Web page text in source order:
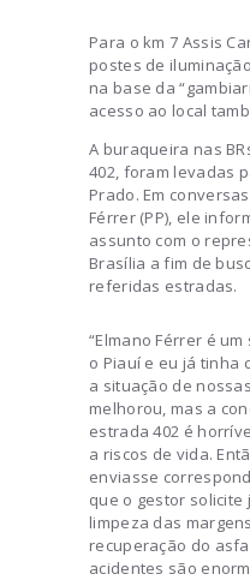
Para o km 7 Assis
postes de
na base da
acesso ao local
A buraqueira nas
402, foram levadas
Prado. Em
Férrer (PP), ele
assunto com o
Brasília a fim de
referidas estradas.
“Elmano Férrer é
o Piauí e eu já tinha
a situação de nossas
melhorou, mas a
estrada 402 é
a riscos de vida.
enviasse
que o gestor solicite
limpeza das
recuperação do
acidentes são